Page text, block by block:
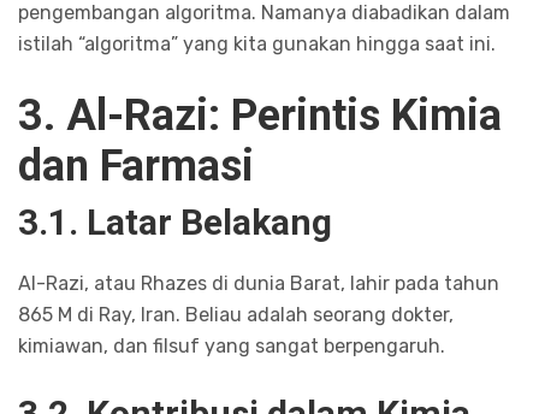
pengembangan algoritma. Namanya diabadikan dalam
istilah “algoritma” yang kita gunakan hingga saat ini.
3. Al-Razi: Perintis Kimia
dan Farmasi
3.1. Latar Belakang
Al-Razi, atau Rhazes di dunia Barat, lahir pada tahun
865 M di Ray, Iran. Beliau adalah seorang dokter,
kimiawan, dan filsuf yang sangat berpengaruh.